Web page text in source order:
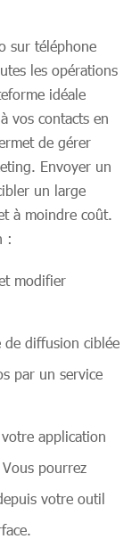
sur téléphone
les opérations
idéale
vos contacts en
de gérer
Envoyer un
un large
à moindre coût.
:
modifier
de diffusion ciblée
par un service
application
pourrez
votre outil